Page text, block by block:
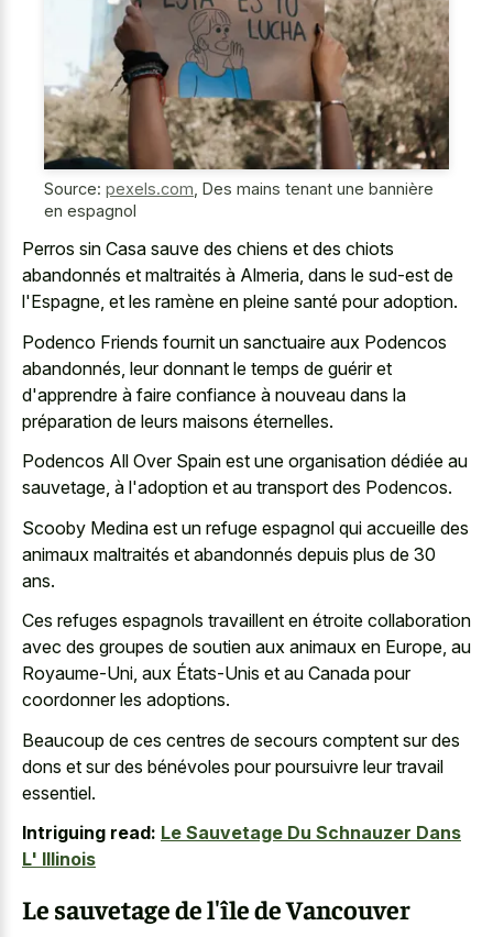
Source: pexels.com Des mains tenant une bannière
en espagnol
Perros sin Casa sauve des chiens et des chiots
abandonnés et maltraités à Almeria, dans le sud-est de
l'Espagne, et les ramène en pleine santé pour adoption.
Podenco Friends fournit un sanctuaire aux Podencos
abandonnés, leur donnant le temps de guérir et
d'apprendre à faire confiance à nouveau dans la
préparation de leurs maisons éternelles.
Podencos All Over Spain est une organisation dédiée au
sauvetage, à l'adoption et au transport des Podencos.
Scooby Medina est un refuge espagnol qui accueille des
animaux maltraités et abandonnés depuis plus de 30
ans.
Ces refuges espagnols travaillent en étroite collaboration
avec des groupes de soutien aux animaux en Europe, au
Royaume-Uni, aux États-Unis et au Canada pour
coordonner les adoptions.
Beaucoup de ces centres de secours comptent sur des
dons et sur des bénévoles pour poursuivre leur travail
essentiel.
Intriguing read: Le Sauvetage Du Schnauzer Dans
L' Illinois
Le sauvetage de l'île de Vancouver